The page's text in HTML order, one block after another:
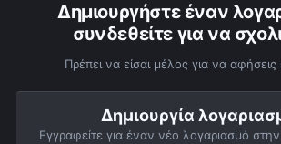
Δημιουργήστε έναν
συνδεθείτε για να
Πρέπει να είσαι μέλος για να
Δημιουργία
Εγγραφείτε για έναν νέο λογαριασμό